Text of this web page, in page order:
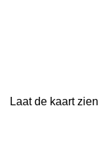
Laat de kaart zien